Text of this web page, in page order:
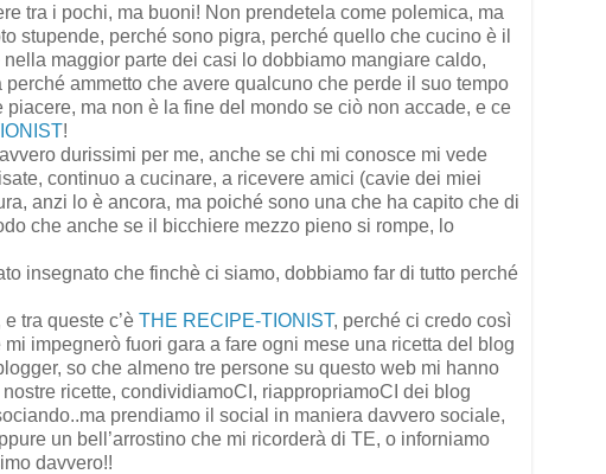
tra i pochi, ma buoni! Non prendetela come polemica, ma
stupende, perché sono pigra, perché quello che cucino è il
maggior parte dei casi lo dobbiamo mangiare caldo,
ammetto che avere qualcuno che perde il suo tempo
ma non è la fine del mondo se ciò non accade, e ce
!
durissimi per me, anche se chi mi conosce mi vede
continuo a cucinare, a ricevere amici (cavie dei miei
anzi lo è ancora, ma poiché sono una che ha capito che di
che anche se il bicchiere mezzo pieno si rompe, lo
insegnato che finchè ci siamo, dobbiamo far di tutto perché
tra queste c’è THE RECIPE-TIONIST, perché ci credo così
impegnerò fuori gara a fare ogni mese una ricetta del blog
so che almeno tre persone su questo web mi hanno
ricette, condividiamoCI, riappropriamoCI dei blog
prendiamo il social in maniera davvero sociale,
un bell’arrostino che mi ricorderà di TE, o inforniamo
davvero!!